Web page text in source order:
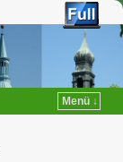
Menü ↓